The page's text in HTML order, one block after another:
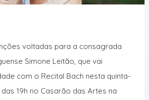
voltadas para a consagrada
Simone Leitão, que vai
com o Recital Bach nesta quinta-
19h no Casarão das Artes na